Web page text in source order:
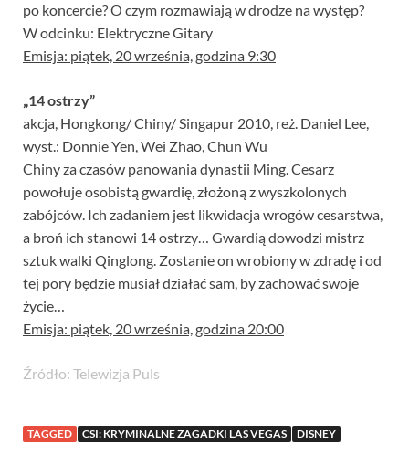
po koncercie? O czym rozmawiają w drodze na występ?
W odcinku: Elektryczne Gitary
Emisja: piątek, 20 września, godzina 9:30
„14 ostrzy”
akcja, Hongkong/ Chiny/ Singapur 2010, reż. Daniel Lee,
wyst.: Donnie Yen, Wei Zhao, Chun Wu
Chiny za czasów panowania dynastii Ming. Cesarz
powołuje osobistą gwardię, złożoną z wyszkolonych
zabójców. Ich zadaniem jest likwidacja wrogów cesarstwa,
a broń ich stanowi 14 ostrzy… Gwardią dowodzi mistrz
sztuk walki Qinglong. Zostanie on wrobiony w zdradę i od
tej pory będzie musiał działać sam, by zachować swoje
życie…
Emisja: piątek, 20 września, godzina 20:00
Źródło: Telewizja Puls
TAGGED CSI: KRYMINALNE ZAGADKI LAS VEGAS DISNEY